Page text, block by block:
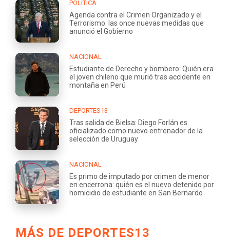
POLÍTICA
Agenda contra el Crimen Organizado y el
Terrorismo: las once nuevas medidas que
anunció el Gobierno
NACIONAL
Estudiante de Derecho y bombero: Quién era
el joven chileno que murió tras accidente en
montaña en Perú
DEPORTES13
Tras salida de Bielsa: Diego Forlán es
oficializado como nuevo entrenador de la
selección de Uruguay
NACIONAL
Es primo de imputado por crimen de menor
en encerrona: quién es el nuevo detenido por
homicidio de estudiante en San Bernardo
MÁS DE DEPORTES13